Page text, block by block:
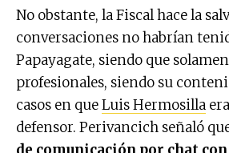
No obstante, la Fiscal hace la
conversaciones no habrían
Papayagate, siendo que
profesionales, siendo su
casos en queLuis Hermosilla
defensor. Perivancich señaló